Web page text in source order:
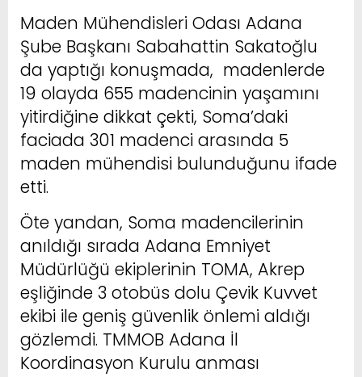
Maden Mühendisleri Odası Adana
Şube Başkanı Sabahattin Sakatoğlu
da yaptığı konuşmada, madenlerde
19 olayda 655 madencinin yaşamını
yitirdiğine dikkat çekti, Soma’daki
faciada 301 madenci arasında 5
maden mühendisi bulunduğunu ifade
etti.
Öte yandan, Soma madencilerinin
anıldığı sırada Adana Emniyet
Müdürlüğü ekiplerinin TOMA, Akrep
eşliğinde 3 otobüs dolu Çevik Kuvvet
ekibi ile geniş güvenlik önlemi aldığı
gözlemdi. TMMOB Adana İl
Koordinasyon Kurulu anması